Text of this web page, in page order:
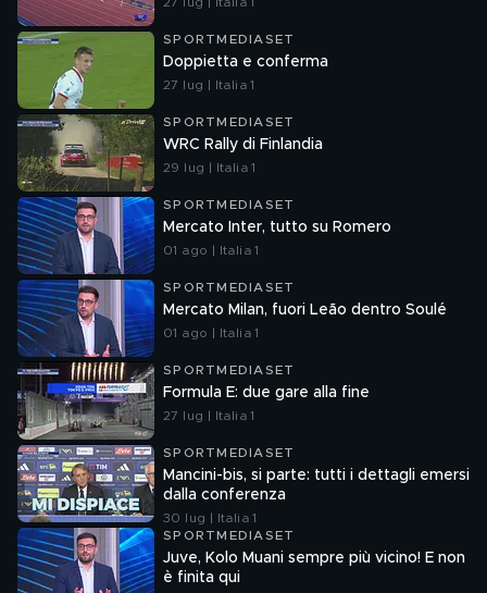
SPORTMEDIASET
Doppietta e conferma
27 lug | Italia 1
SPORTMEDIASET
WRC Rally di Finlandia
29 lug | Italia 1
SPORTMEDIASET
Mercato Inter, tutto su Romero
01 ago | Italia 1
SPORTMEDIASET
Mercato Milan, fuori Leão dentro Soulé
01 ago | Italia 1
SPORTMEDIASET
Formula E: due gare alla fine
27 lug | Italia 1
SPORTMEDIASET
Mancini-bis, si parte: tutti i dettagli emersi
dalla conferenza
30 lug | Italia 1
SPORTMEDIASET
Juve, Kolo Muani sempre più vicino! E non
è finita qui